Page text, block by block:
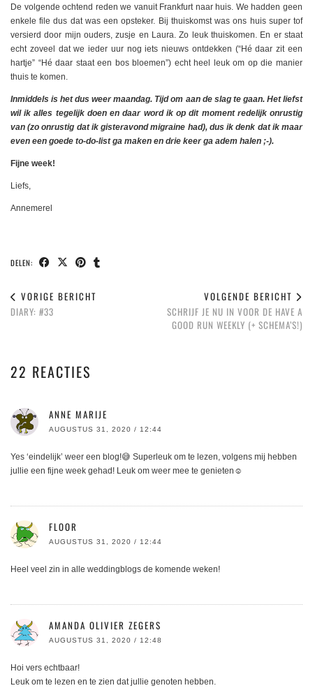
De volgende ochtend reden we vanuit Frankfurt naar huis. We hadden geen
enkele file dus dat was een opsteker. Bij thuiskomst was ons huis super tof
versierd door mijn ouders, zusje en Laura. Zo leuk thuiskomen. En er staat
echt zoveel dat we ieder uur nog iets nieuws ontdekken (“Hé daar zit een
hartje” “Hé daar staat een bos bloemen”) echt heel leuk om op die manier
thuis te komen.
Inmiddels is het dus weer maandag. Tijd om aan de slag te gaan. Het liefst
wil ik alles tegelijk doen en daar word ik op dit moment redelijk onrustig
van (zo onrustig dat ik gisteravond migraine had), dus ik denk dat ik maar
even een goede to-do-list ga maken en drie keer ga adem halen ;-).
Fijne week!
Liefs,
Annemerel
DELEN:
VORIGE BERICHT
DIARY: #33
VOLGENDE BERICHT
SCHRIJF JE NU IN VOOR DE HAVE A
GOOD RUN WEEKLY (+ SCHEMA’S!)
22 REACTIES
ANNE MARIJE
AUGUSTUS 31, 2020 / 12:44
Yes ‘eindelijk’ weer een blog!😅 Superleuk om te lezen, volgens mij hebben
jullie een fijne week gehad! Leuk om weer mee te genieten☺
FLOOR
AUGUSTUS 31, 2020 / 12:44
Heel veel zin in alle weddingblogs de komende weken!
AMANDA OLIVIER ZEGERS
AUGUSTUS 31, 2020 / 12:48
Hoi vers echtbaar!
Leuk om te lezen en te zien dat jullie genoten hebben.